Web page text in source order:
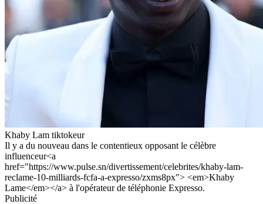
Khaby Lam tiktokeur
Il y a du nouveau dans le contentieux opposant le célèbre
influenceur<a
href="https://www.pulse.sn/divertissement/celebrites/khaby-lam-
reclame-10-milliards-fcfa-a-expresso/zxms8px"> <em>Khaby
Lame</em></a> à l'opérateur de téléphonie Expresso.
Publicité